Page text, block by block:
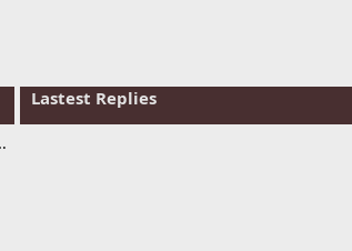
Lastest Replies